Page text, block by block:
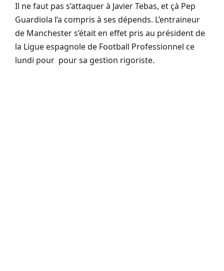
Il ne faut pas s’attaquer à Javier Tebas, et çà Pep
Guardiola l’a compris à ses dépends. L’entraineur
de Manchester s’était en effet pris au président de
la Ligue espagnole de Football Professionnel ce
lundi pour pour sa gestion rigoriste.